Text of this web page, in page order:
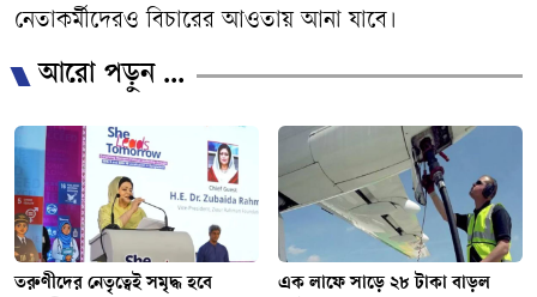
নেতাকর্মীদেরও বিচারের আওতায় আনা যাবে।
আরো পড়ুন ...
তরুণীদের নেতৃত্বেই সমৃদ্ধ হবে
এক লাফে সাড়ে ২৮ টাকা বাড়ল